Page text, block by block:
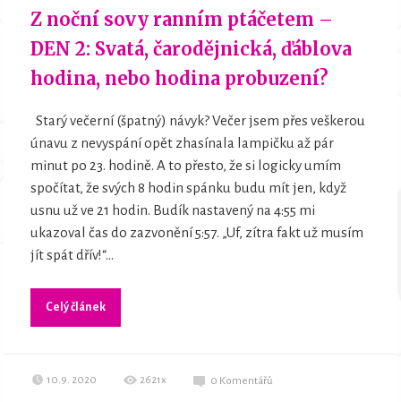
Z noční sovy ranním ptáčetem –
DEN 2: Svatá, čarodějnická, ďáblova
hodina, nebo hodina probuzení?
Starý večerní (špatný) návyk? Večer jsem přes veškerou
únavu z nevyspání opět zhasínala lampičku až pár
minut po 23. hodině. A to přesto, že si logicky umím
spočítat, že svých 8 hodin spánku budu mít jen, když
usnu už ve 21 hodin. Budík nastavený na 4:55 mi
ukazoval čas do zazvonění 5:57. „Uf, zítra fakt už musím
jít spát dřív!“...
Celý článek
10.9. 2020 2621x 0 Komentářů